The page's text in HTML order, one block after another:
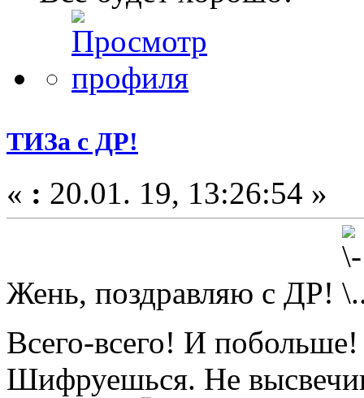
ТИЗа с ДР!
« : 20.01. 19, 13:26:54 »
Жень, поздравляю с ДР!
Всего-всего! И
Шифруешься. Не